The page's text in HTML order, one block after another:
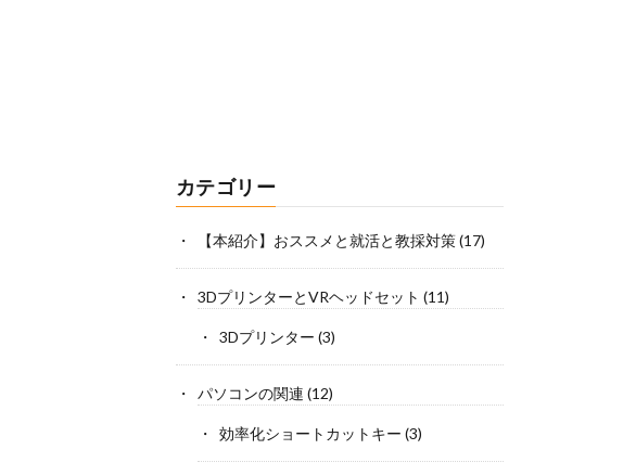
カテゴリー
【本紹介】おススメと就活と教採対策(17)
3DプリンターとVRヘッドセット (11)
3Dプリンター (3)
パソコンの関連 (12)
効率化ショートカットキー (3)